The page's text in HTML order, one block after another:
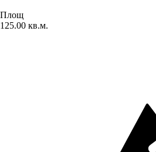
Площ
125.00 кв.м.